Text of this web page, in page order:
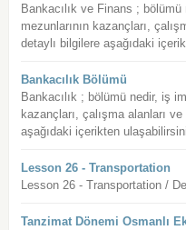
Bankacılık ve Finans ;
mezunlarının kazançları,
detaylı bilgilere aşağıdaki
Bankacılık Bölümü
Bankacılık ; bölümü nedir, iş
kazançları, çalışma alanları
aşağıdaki içerikten
Lesson 26 - Transportation
Lesson 26 - Transportation /
Tanzimat Dönemi Osmanlı